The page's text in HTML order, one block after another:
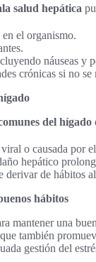
salud hepática
el organismo.
náuseas y
crónicas si no se
del hígado
o causada por
hepático
derivar de hábitos
hábitos
mantener una
también
gestión del